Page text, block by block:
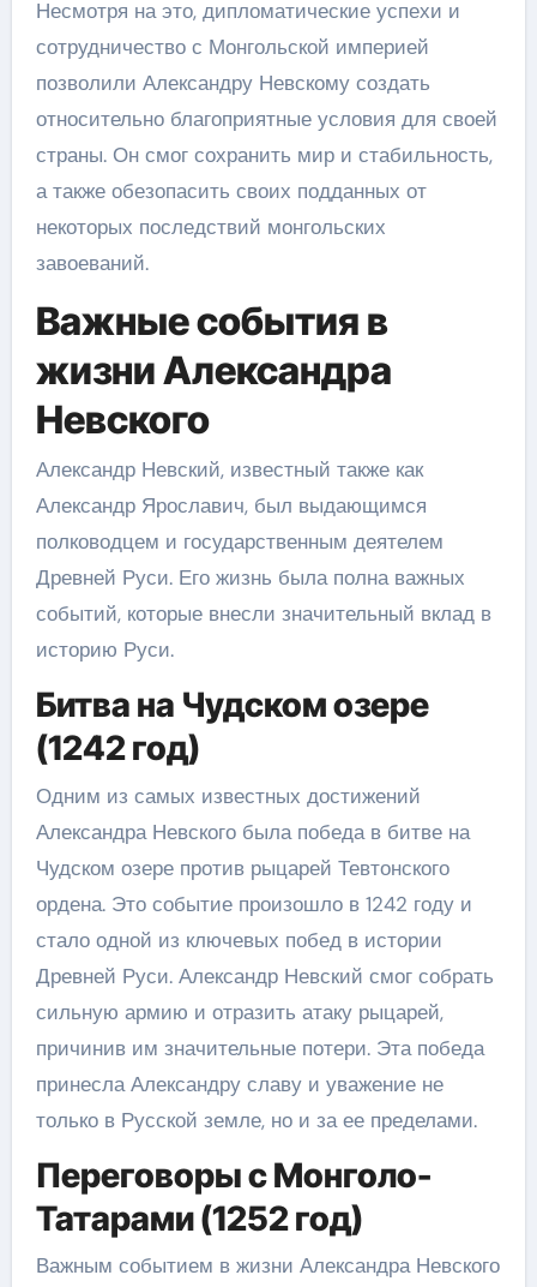
Несмотря на это, дипломатические успехи и
сотрудничество с Монгольской империей
позволили Александру Невскому создать
относительно благоприятные условия для своей
страны. Он смог сохранить мир и стабильность,
а также обезопасить своих подданных от
некоторых последствий монгольских
завоеваний.
Важные события в
жизни Александра
Невского
Александр Невский, известный также как
Александр Ярославич, был выдающимся
полководцем и государственным деятелем
Древней Руси. Его жизнь была полна важных
событий, которые внесли значительный вклад в
историю Руси.
Битва на Чудском озере
(1242 год)
Одним из самых известных достижений
Александра Невского была победа в битве на
Чудском озере против рыцарей Тевтонского
ордена. Это событие произошло в 1242 году и
стало одной из ключевых побед в истории
Древней Руси. Александр Невский смог собрать
сильную армию и отразить атаку рыцарей,
причинив им значительные потери. Эта победа
принесла Александру славу и уважение не
только в Русской земле, но и за ее пределами.
Переговоры с Монголо-
Татарами (1252 год)
Важным событием в жизни Александра Невского